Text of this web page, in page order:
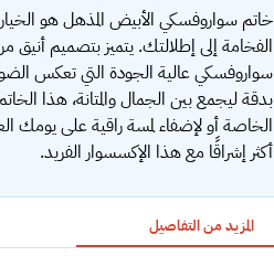
خاتم سواروفسكي الأبيض المذهل هو
الفخامة إلى إطلالتك. يتميز بتصميم أنيق
سواروفسكي عالية الجودة التي تعكس
بدقة ليجمع بين الجمال والمتانة، هذا
الخاصة أو لإضفاء لمسة راقية على يومك
أكثر إشراقًا مع هذا الإكسسوار الفريد.
المزيد من التفاصيل